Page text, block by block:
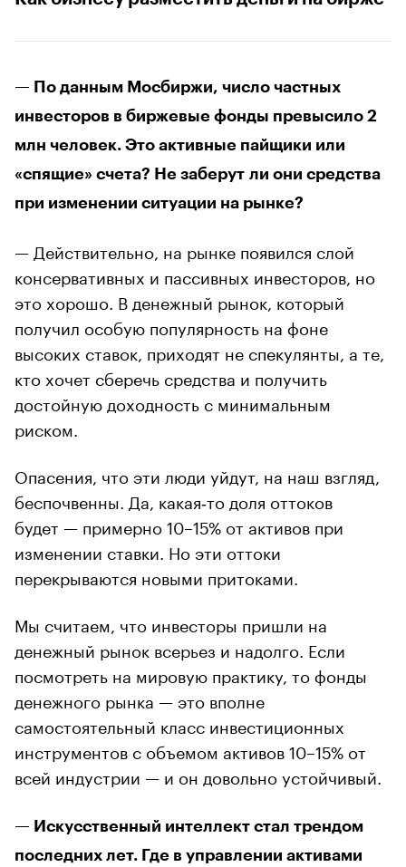
— По данным Мосбиржи, число частных
инвесторов в биржевые фонды превысило 2
млн человек. Это активные пайщики или
«спящие» счета? Не заберут ли они средства
при изменении ситуации на рынке?
— Действительно, на рынке появился слой
консервативных и пассивных инвесторов, но
это хорошо. В денежный рынок, который
получил особую популярность на фоне
высоких ставок, приходят не спекулянты, а те,
кто хочет сберечь средства и получить
достойную доходность с минимальным
риском.
Опасения, что эти люди уйдут, на наш взгляд,
беспочвенны. Да, какая‑то доля оттоков
будет — примерно 10–15% от активов при
изменении ставки. Но эти оттоки
перекрываются новыми притоками.
Мы считаем, что инвесторы пришли на
денежный рынок всерьез и надолго. Если
посмотреть на мировую практику, то фонды
денежного рынка — это вполне
самостоятельный класс инвестиционных
инструментов с объемом активов 10–15% от
всей индустрии — и он довольно устойчивый.
— Искусственный интеллект стал трендом
последних лет. Где в управлении активами